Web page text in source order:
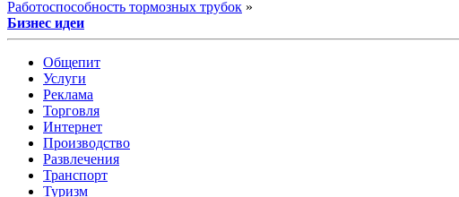
Работоспособность тормозных трубок »
Бизнес идеи
Общепит
Услуги
Реклама
Торговля
Интернет
Производство
Развлечения
Транспорт
Туризм